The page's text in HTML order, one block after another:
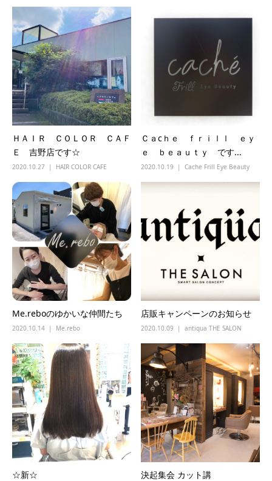
ＨＡＩＲ ＣＯＬＯＲ ＣＡＦ
Ｅ 吉野店です☆
2020.10.27 HAIR COLOR CAFE
Ｃａcｈｅ ｆｒｉｌｌ ｅｙ
ｅ ｂｅａｕｔｙ です...
2020.10.19 Cache Frill Eye Beauty
Me.reboのゆかいな仲間たち
2020.10.14 Me.rebo
店販キャンペーンのお知らせ
2020.10.09 antiqua THE SALON
☆新☆
決起集会 カット講